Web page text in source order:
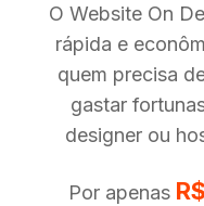
O Website On
rápida e
quem precisa
gastar
designer ou
Por apenas